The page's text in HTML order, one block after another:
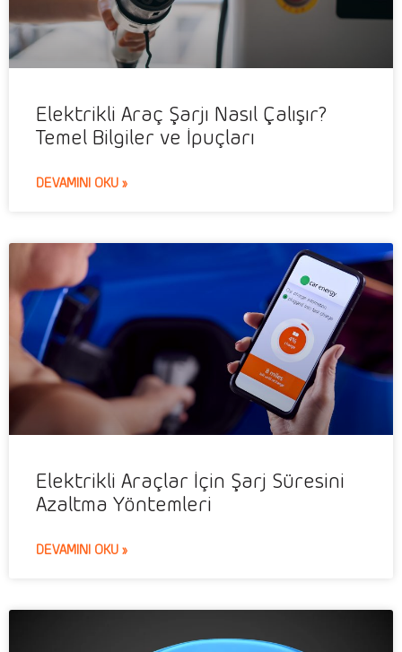
Elektrikli Araç Şarjı Nasıl Çalışır?
Temel Bilgiler ve İpuçları
DEVAMINI OKU »
Elektrikli Araçlar İçin Şarj Süresini
Azaltma Yöntemleri
DEVAMINI OKU »